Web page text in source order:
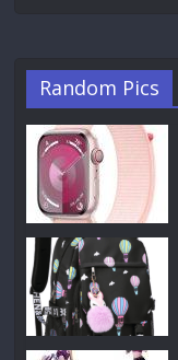
Random Pics